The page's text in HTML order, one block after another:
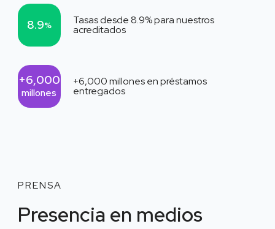
8.9% Tasas desde8.9% para nuestros
acreditados
+6,000
millones
+6,000millones en préstamos
entregados
PRENSA
Presencia en medios